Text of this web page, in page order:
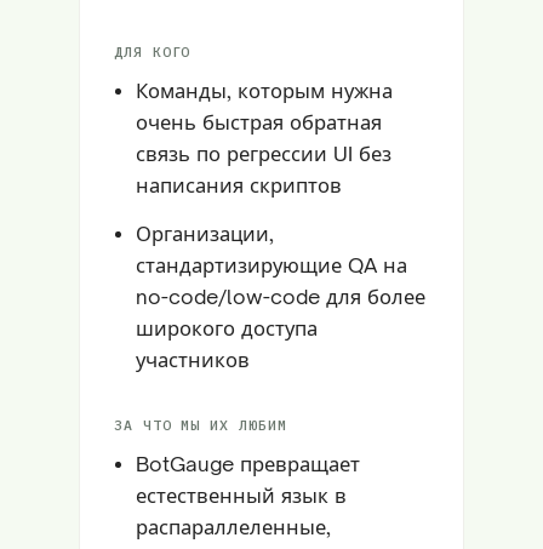
ДЛЯ КОГО
Команды, которым нужна
очень быстрая обратная
связь по регрессии UI без
написания скриптов
Организации,
стандартизирующие QA на
no-code/low-code для более
широкого доступа
участников
ЗА ЧТО МЫ ИХ ЛЮБИМ
BotGauge превращает
естественный язык в
распараллеленные,